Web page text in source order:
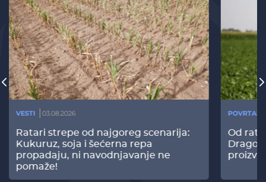
VESTI 03.08.2026
Ratari strepe od najgoreg scenarija:
Kukuruz, soja i šećerna repa
propadaju, ni navodnjavanje ne
pomaže!
Od